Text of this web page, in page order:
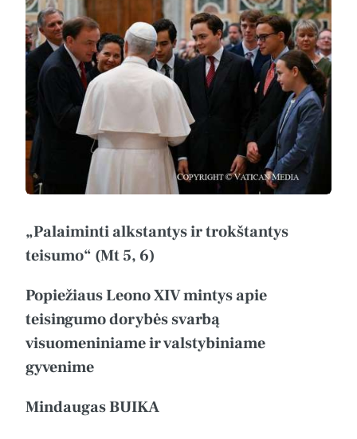
„Palaiminti alkstantys ir trokštantys
teisumo“ (Mt 5, 6)
Popiežiaus Leono XIV mintys apie
teisingumo dorybės svarbą
visuomeniniame ir valstybiniame
gyvenime
Mindaugas BUIKA